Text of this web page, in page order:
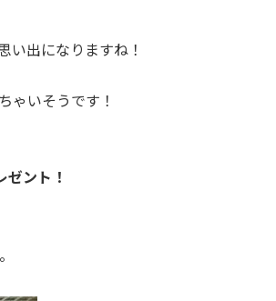
い出になりますね！
ゃいそうです！
ント！